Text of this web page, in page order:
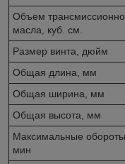
Объем
масла, куб. см.
Размер винта, дюйм
Общая длина, мм
Общая ширина, мм
Общая высота, мм
Максимальные
мин